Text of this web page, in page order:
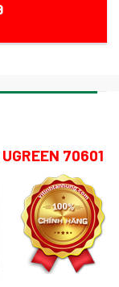
70601